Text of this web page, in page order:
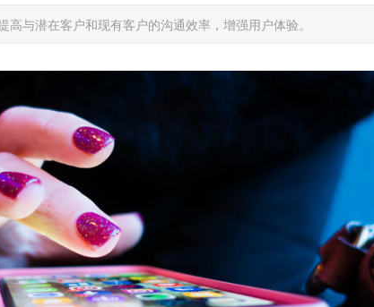
与潜在客户和现有客户的沟通效率，增强用户体验。